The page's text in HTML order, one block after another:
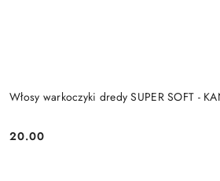
Włosy warkoczyki dredy SUPER SOFT -
Cena:
20.00